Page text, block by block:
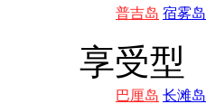
普吉岛 宿雾岛
享受型
巴厘岛 长滩岛